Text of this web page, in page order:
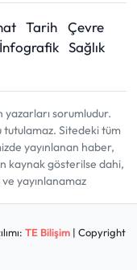
Tarih
Çevre
İnfografik Sağlık
sorumludur.
tutulamaz. Sitedeki tüm
yayınlanan haber,
kaynak gösterilse dahi,
yayınlanamaz
TE Bilişim| Copyright